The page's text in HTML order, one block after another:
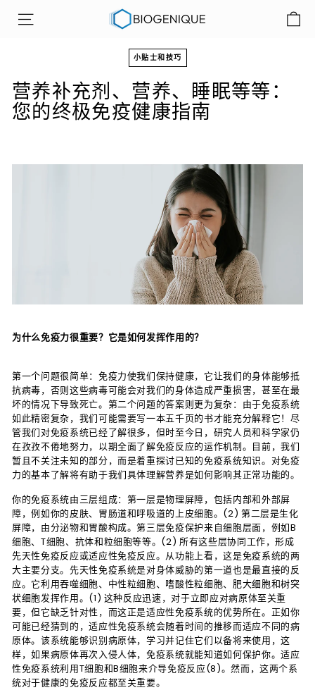
网站导航 B
e
n
i
u
小贴士和技巧
营养补充剂、营养、睡眠等等：
您的终极免疫健康指南
为什么免疫力很重要？它是如何发挥作用的？
第一个问题很简单：免疫力使我们保持健康，它让我们的身体能够抵
抗病毒，否则这些病毒可能会对我们的身体造成严重损害，甚至在最
坏的情况下导致死亡。第二个问题的答案则更为复杂：由于免疫系统
如此精密复杂，我们可能需要写一本五千页的书才能充分解释它！尽
管我们对免疫系统已经了解很多，但时至今日，研究人员和科学家仍
在孜孜不倦地努力，以期全面了解免疫反应的运作机制。目前，我们
暂且不关注未知的部分，而是着重探讨已知的免疫系统知识。对免疫
力的基本了解将有助于我们具体理解营养是如何影响其正常功能的。
你的免疫系统由三层组成：第一层是物理屏障，包括内部和外部屏
障，例如你的皮肤、胃肠道和呼吸道的上皮细胞。(2) 第二层是生化
屏障，由分泌物和胃酸构成。第三层免疫保护来自细胞层面，例如B
细胞、T细胞、抗体和粒细胞等等。(2) 所有这些层协同工作，形成
先天性免疫反应或适应性免疫反应。从功能上看，这是免疫系统的两
大主要分支。先天性免疫系统是对身体威胁的第一道也是最直接的反
应。它利用吞噬细胞、中性粒细胞、嗜酸性粒细胞、肥大细胞和树突
状细胞发挥作用。(1) 这种反应迅速，对于立即应对病原体至关重
要，但它缺乏针对性，而这正是适应性免疫系统的优势所在。正如你
可能已经猜到的，适应性免疫系统会随着时间的推移而适应不同的病
原体。该系统能够识别病原体，学习并记住它们以备将来使用，这
样，如果病原体再次入侵人体，免疫系统就能知道如何保护你。适应
性免疫系统利用T细胞和B细胞来介导免疫反应(8)。然而，这两个系
统对于健康的免疫反应都至关重要。